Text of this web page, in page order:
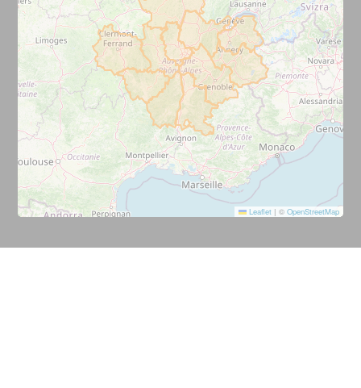
Leaflet | © OpenStreetMap